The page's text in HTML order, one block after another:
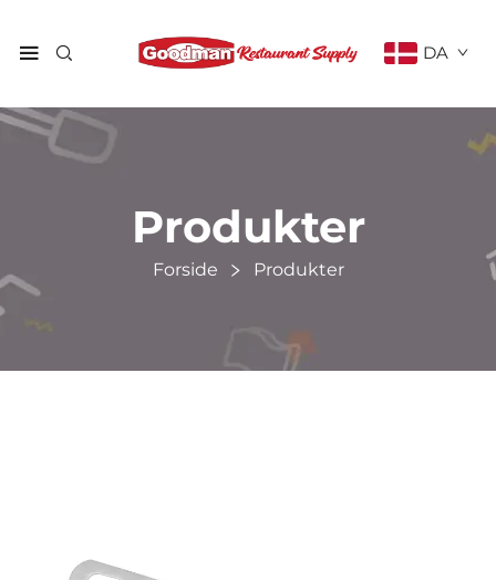
DA
Produkter
Forside Produkter